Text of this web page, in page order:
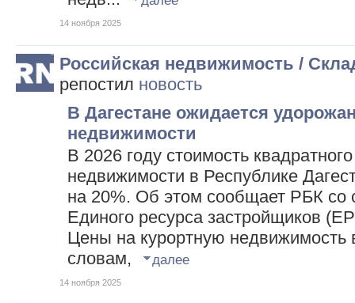
14 ноября 2025
Российская недвижимость /
репостил новость
В Дагестане ожидается
недвижимости
В 2026 году стоимость
недвижимости в Республике
на 20%. Об этом сообщает РБК со
Единого ресурса застройщиков
Цены на курортную недвижимость
словам,
далее
14 ноября 2025